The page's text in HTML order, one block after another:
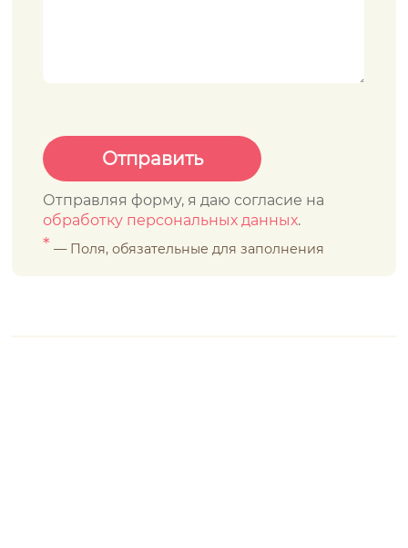
Отправляя форму, я даю согласие на
обработку персональных данных.
* — Поля, обязательные для заполнения